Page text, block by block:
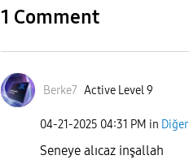
1 Comment
Berke7 Active Level 9
‎04-21-2025 04:31 PM in Diğer
Seneye alıcaz inşallah